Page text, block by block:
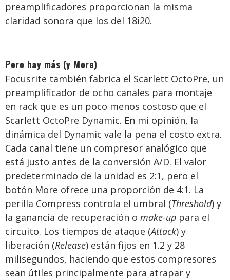
preamplificadores proporcionan la misma
claridad sonora que los del 18i20.
Pero hay más (y More)
Focusrite también fabrica el Scarlett OctoPre, un
preamplificador de ocho canales para montaje
en rack que es un poco menos costoso que el
Scarlett OctoPre Dynamic. En mi opinión, la
dinámica del Dynamic vale la pena el costo extra.
Cada canal tiene un compresor analógico que
está justo antes de la conversión A/D. El valor
predeterminado de la unidad es 2:1, pero el
botón More ofrece una proporción de 4:1. La
perilla Compress controla el umbral (Threshold) y
la ganancia de recuperación o make-up para el
circuito. Los tiempos de ataque (Attack) y
liberación (Release) están fijos en 1.2 y 28
milisegundos, haciendo que estos compresores
sean útiles principalmente para atrapar y